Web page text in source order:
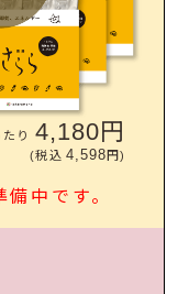
り 4,180円
(税込 4,598 円)
備中です。